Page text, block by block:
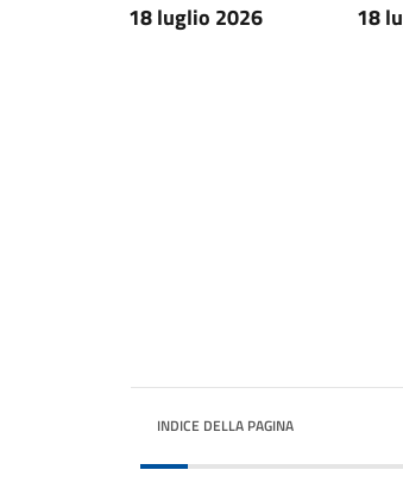
18 luglio 2026
18
INDICE DELLA PAGINA